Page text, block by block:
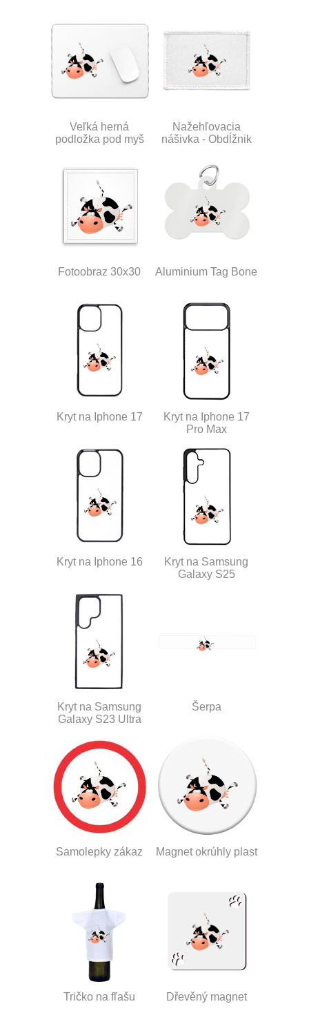
Veľká herná
podložka pod myš
Nažehľovacia
nášivka - Obdĺžnik
Fotoobraz 30x30 Aluminium Tag Bone
Kryt na Iphone 17
Kryt na Iphone 17
Pro Max
Kryt na Iphone 16
Kryt na Samsung
Galaxy S25
Kryt na Samsung
Galaxy S23 Ultra
Šerpa
Samolepky zákaz Magnet okrúhly plast
Tričko na fľašu Dřevěný magnet